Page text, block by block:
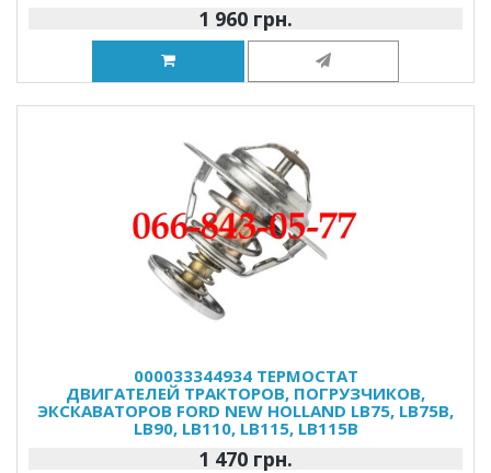
1 960 грн.
000033344934 ТЕРМОСТАТ
ДВИГАТЕЛЕЙ ТРАКТОРОВ, ПОГРУЗЧИКОВ,
ЭКСКАВАТОРОВ FORD NEW HOLLAND LB75, LB75B,
LB90, LB110, LB115, LB115B
1 470 грн.